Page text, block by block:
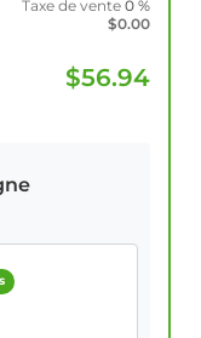
Taxe de vente 0 %
$0.00
$56.94